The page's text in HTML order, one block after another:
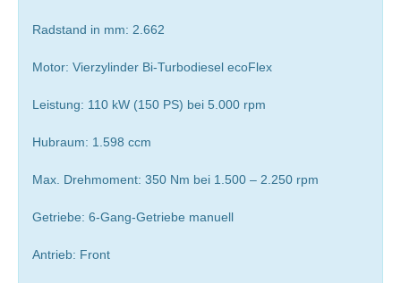
Radstand in mm: 2.662
Motor: Vierzylinder Bi-Turbodiesel ecoFlex
Leistung: 110 kW (150 PS) bei 5.000 rpm
Hubraum: 1.598 ccm
Max. Drehmoment: 350 Nm bei 1.500 – 2.250 rpm
Getriebe: 6-Gang-Getriebe manuell
Antrieb: Front